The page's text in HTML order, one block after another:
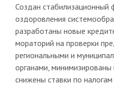
Создан стабилизационный
оздоровления
разработаны новые
мораторий на проверки
региональными и
органами, минимизированы
снижены ставки по